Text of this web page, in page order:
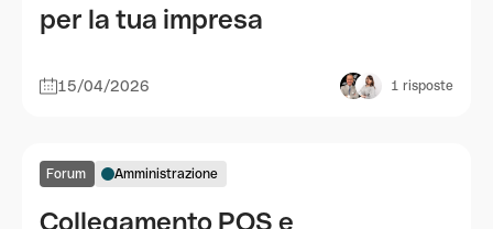
per la tua impresa
15/04/2026 1 risposte
Forum Amministrazione
Collegamento POS e